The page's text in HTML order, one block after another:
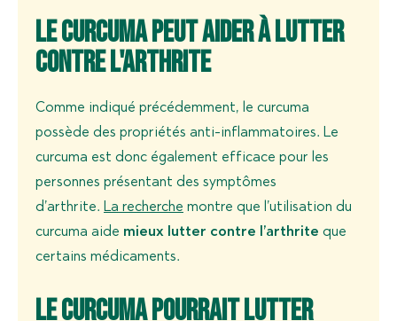
Le curcuma peut aider à lutter
contre l'arthrite
Comme indiqué précédemment, le curcuma
possède des propriétés anti-inflammatoires. Le
curcuma est donc également efficace pour les
personnes présentant des symptômes
d’arthrite. La recherche montre que l’utilisation du
curcuma aide mieux lutter contre l’arthrite que
certains médicaments.
Le curcuma pourrait lutter